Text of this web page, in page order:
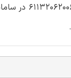
قارچ دکمه